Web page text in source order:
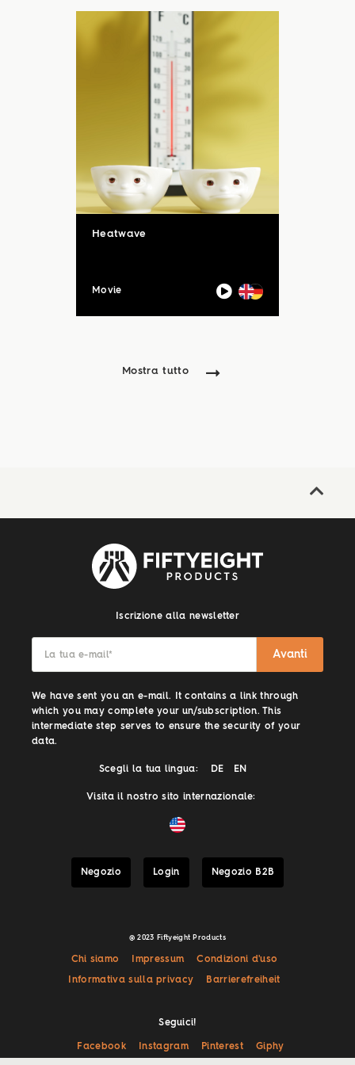
Aktion mit vielen ...
Heatwave
Movie
Mostra tutto
Iscrizione alla newsletter
La tua e-mail* Avanti
We have sent you an e-mail. It contains a link through
which you may complete your un/subscription. This
intermediate step serves to ensure the security of your
data.
Scegli la tua lingua: DE EN
Visita il nostro sito internazionale:
Negozio Login Negozio B2B
@ 2023 Fiftyeight Products
Chi siamo Impressum Condizioni d'uso
Informativa sulla privacy Barrierefreiheit
Seguici!
Facebook Instagram Pinterest Giphy